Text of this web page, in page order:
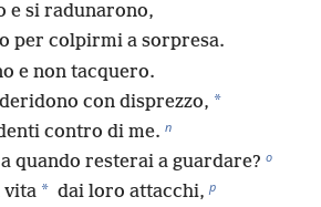
e si radunarono,
per colpirmi a sorpresa.
e non tacquero.
con disprezzo, *
contro di me. n
quando resterai a guardare? o
vita * dai loro attacchi, p